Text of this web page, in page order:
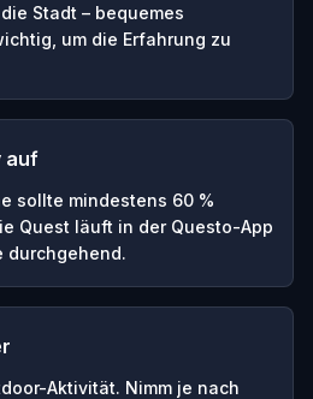
Stadt – bequemes
um die Erfahrung zu
auf
sollte mindestens 60 %
Quest läuft in der Questo-App
durchgehend.
Aktivität. Nimm je nach